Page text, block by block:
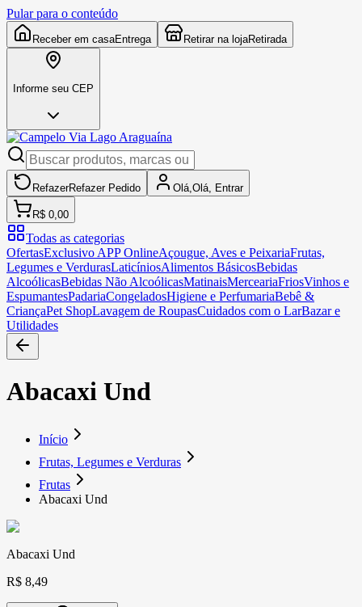
Pular para o conteúdo
Receber em casaEntrega Retirar na lojaRetirada
Informe seu CEP
RefazerRefazer Pedido Olá, Olá, Entrar
R$ 0,00
Todas as categorias
OfertasExclusivo APP OnlineAçougue, Aves e PeixariaFrutas,
Legumes e VerdurasLaticíniosAlimentos BásicosBebidas
AlcoólicasBebidas Não AlcoólicasMatinaisMerceariaFriosVinhos e
EspumantesPadariaCongeladosHigiene e PerfumariaBebê &
CriançaPet ShopLavagem de RoupasCuidados com o LarBazar e
Utilidades
Abacaxi Und
Início
Frutas, Legumes e Verduras
Frutas
Abacaxi Und
Abacaxi Und
R$ 8,49